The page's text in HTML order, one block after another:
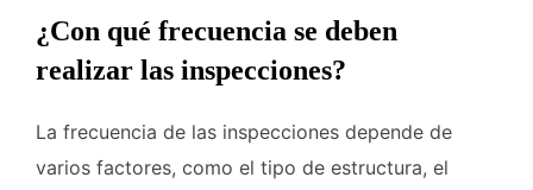
¿Con qué frecuencia se deben
realizar las inspecciones?
La frecuencia de las inspecciones depende de
varios factores, como el tipo de estructura, el